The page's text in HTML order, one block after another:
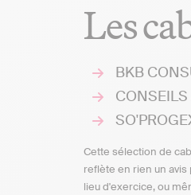
Les
BKB
Cette sélection de
reflète en rien un
lieu d'exercice, ou